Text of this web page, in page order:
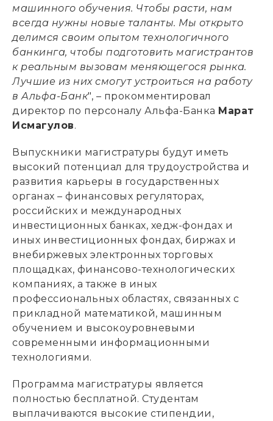
машинного обучения. Чтобы расти, нам
всегда нужны новые таланты. Мы открыто
делимся своим опытом технологичного
банкинга, чтобы подготовить магистрантов
к реальным вызовам меняющегося рынка.
Лучшие из них смогут устроиться на работу
в Альфа-Банк", – прокомментировал
директор по персоналу Альфа-Банка Марат
Исмагулов.
Выпускники магистратуры будут иметь
высокий потенциал для трудоустройства и
развития карьеры в государственных
органах – финансовых регуляторах,
российских и международных
инвестиционных банках, хедж-фондах и
иных инвестиционных фондах, биржах и
внебиржевых электронных торговых
площадках, финансово-технологических
компаниях, а также в иных
профессиональных областях, связанных с
прикладной математикой, машинным
обучением и высокоуровневыми
современными информационными
технологиями.
Программа магистратуры является
полностью бесплатной. Студентам
выплачиваются высокие стипендии,